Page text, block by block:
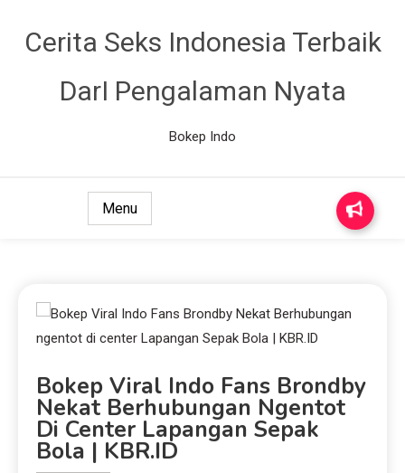
Cerita Seks Indonesia Terbaik
DarI Pengalaman Nyata
Bokep Indo
Menu
Bokep Viral Indo Fans Brondby
Nekat Berhubungan Ngentot
Di Center Lapangan Sepak
Bola | KBR.ID